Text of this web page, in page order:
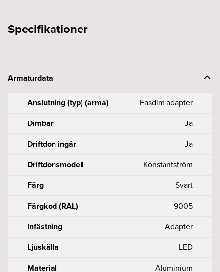
DALI svart
Specifikationer
Armaturdata
Anslutning (typ) (arma)
Fasdim adapter
Dimbar
Ja
Driftdon ingår
Ja
Driftdonsmodell
Konstantström
Färg
Svart
Färgkod (RAL)
9005
Infästning
Adapter
Ljuskälla
LED
Material
Aluminium